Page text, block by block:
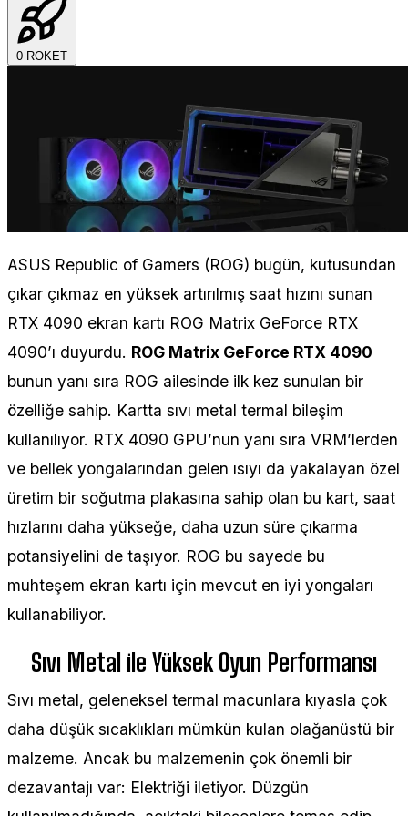
0 ROKET
ASUS Republic of Gamers (ROG) bugün, kutusundan
çıkar çıkmaz en yüksek artırılmış saat hızını sunan
RTX 4090 ekran kartı ROG Matrix GeForce RTX
4090’ı duyurdu. ROG Matrix GeForce RTX 4090
bunun yanı sıra ROG ailesinde ilk kez sunulan bir
özelliğe sahip. Kartta sıvı metal termal bileşim
kullanılıyor. RTX 4090 GPU’nun yanı sıra VRM’lerden
ve bellek yongalarından gelen ısıyı da yakalayan özel
üretim bir soğutma plakasına sahip olan bu kart, saat
hızlarını daha yükseğe, daha uzun süre çıkarma
potansiyelini de taşıyor. ROG bu sayede bu
muhteşem ekran kartı için mevcut en iyi yongaları
kullanabiliyor.
Sıvı Metal ile Yüksek Oyun Performansı
Sıvı metal, geleneksel termal macunlara kıyasla çok
daha düşük sıcaklıkları mümkün kulan olağanüstü bir
malzeme. Ancak bu malzemenin çok önemli bir
dezavantajı var: Elektriği iletiyor. Düzgün